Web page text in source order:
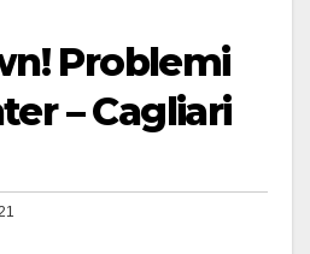
Problemi
– Cagliari